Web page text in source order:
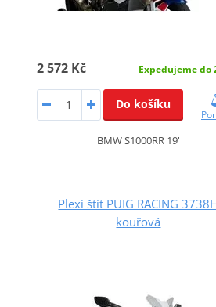
2 572 Kč Expedujeme do
Do košíku
BMW S1000RR 19'
Plexi štít PUIG RACING
kouřová